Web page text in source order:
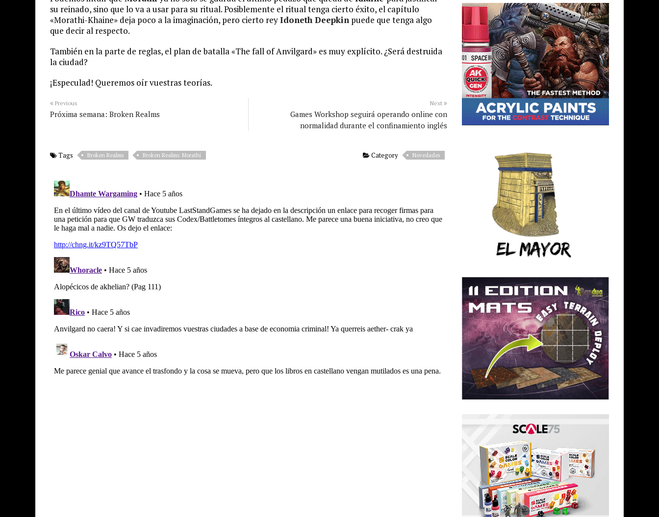
su reinado, sino que lo va a usar para su ritual. Posiblemente el ritual tenga cierto éxito, el capítulo
«Morathi-Khaine» deja poco a la imaginación, pero cierto reyIdoneth Deepkin puede que tenga algo
que decir al respecto.
También en la parte de reglas, el plan de batalla «The fall of Anvilgard» es muy explícito. ¿Será destruida
la ciudad?
¡Especulad! Queremos oír vuestras teorías.
Previous
Próxima semana: Broken Realms
Next
Games Workshop seguirá operando online con
normalidad durante el confinamiento inglés
Tags Broken Realms Broken Realms: Morathi Category Novedades